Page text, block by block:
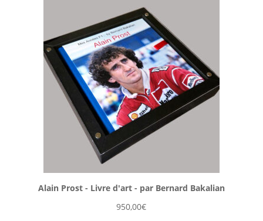
Alain Prost - Livre d'art - par Bernard Bakalian
950,00€